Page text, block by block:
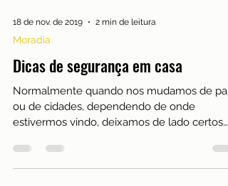
18 de nov. de 2019 2 min de leitura
Moradia
Dicas de segurança em casa
ou de cidades, dependendo de onde
estivermos vindo, deixamos de lado certos